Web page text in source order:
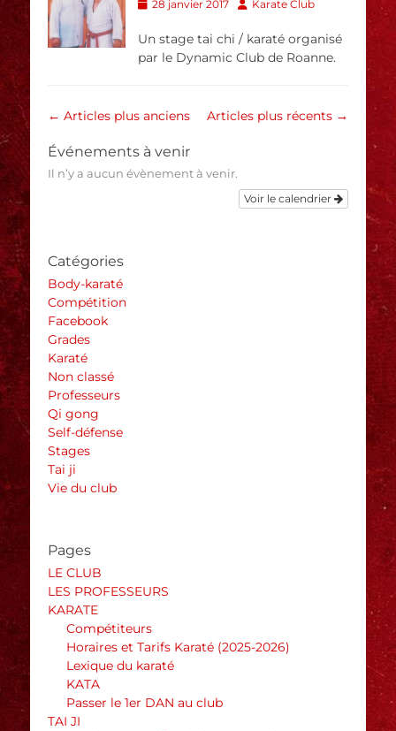
Posted
28 janvier 2017 Author
Karate Club
Un stage tai chi / karaté organisé
par le Dynamic Club de Roanne.
Navigation
articles
← Articles plus anciens Articles plus récents →
Événements à venir
Il n’y a aucun évènement à venir.
Voir le calendrier
Catégories
Body-karaté
Compétition
Facebook
Grades
Karaté
Non classé
Professeurs
Qi gong
Self-défense
Stages
Tai ji
Vie du club
Pages
LE CLUB
LES PROFESSEURS
KARATE
Compétiteurs
Horaires et Tarifs Karaté (2025-2026)
Lexique du karaté
KATA
Passer le 1er DAN au club
TAI JI